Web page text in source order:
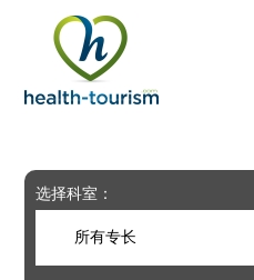
includes
system.
选择科室：
所有专长